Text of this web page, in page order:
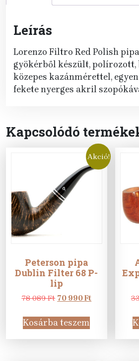
Leírás
Lorenzo Filtro Red Polish
gyökérből készült, polírozott,
közepes kazánmérettel,
fekete nyerges akril
Kapcsolódó
Akció!
Peterson pipa
Dublin Filter 68 P-
lip
78 089Ft Original
was:
78
089 Ft.
70 990FtCurrent
990 Ft.
Kosárba teszem